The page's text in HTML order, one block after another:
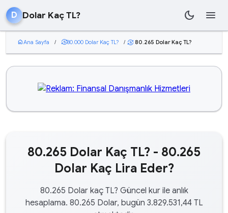
D Dolar Kaç TL? dark_mode menu
homeAna Sayfa / currency_exchange80.000 Dolar Kaç TL? / currency_exchange 80.265 Dolar Kaç TL?
80.265 Dolar Kaç TL? - 80.265
Dolar Kaç Lira Eder?
80.265 Dolar kaç TL? Güncel kur ile anlık
hesaplama. 80.265 Dolar, bugün 3.829.531,44 TL